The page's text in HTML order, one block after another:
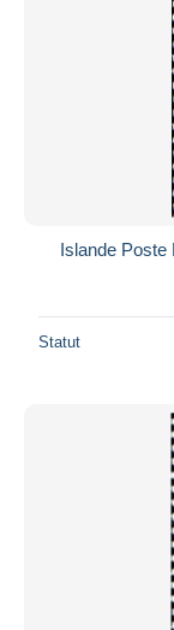
Islande Poste
Statut